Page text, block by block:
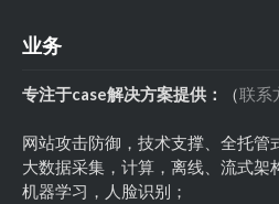
业务
专注于case解决方案提供： （联系
网站攻击防御，技术支撑、全托管
大数据采集，计算，离线、流式架
机器学习，人脸识别；